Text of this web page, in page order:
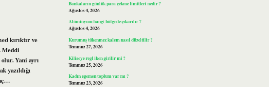
Meddi
Yani ayrı
yazıldığı
Bankaların günlük para çekme limitleri nedir ?
Ağustos 4, 2026
Alüminyum hangi bölgede çıkarılır ?
Ağustos 4, 2026
Kurumuş tükenmez kalem nasıl düzeltilir ?
Temmuz 27, 2026
Kiliseye regl iken girilir mi ?
Temmuz 25, 2026
Kadın egemen toplum var mı ?
Temmuz 23, 2026